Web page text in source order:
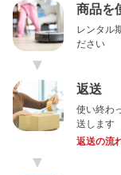
商品を
レンタル
ださい
▼
返送
使い終わ
送します
返送の流
▼